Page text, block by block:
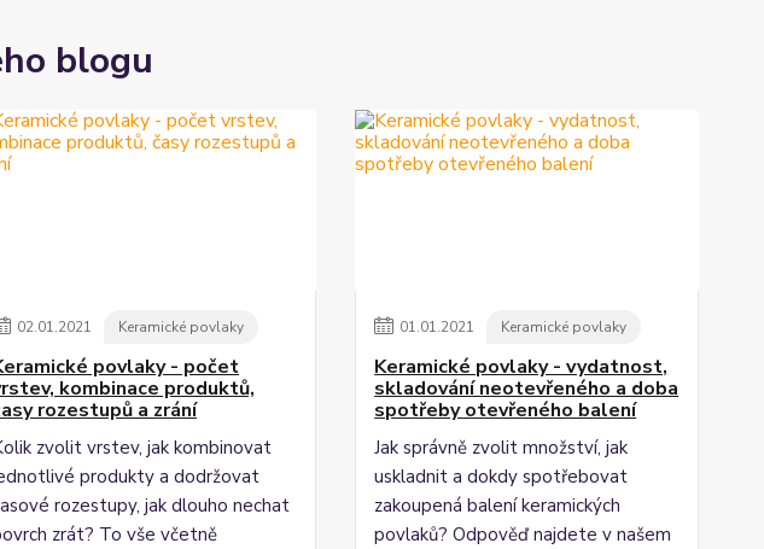
blogu
02.01.2021 Keramické povlaky
povlaky - počet
kombinace produktů,
rozestupů a zrání
zvolit vrstev, jak kombinovat
produkty a dodržovat
rozestupy, jak dlouho nechat
zrát? To vše včetně
01.01.2021 Keramické povlaky
Keramické povlaky - vydatnost,
skladování neotevřeného a doba
spotřeby otevřeného balení
Jak správně zvolit množství, jak
uskladnit a dokdy spotřebovat
zakoupená balení keramických
povlaků? Odpověď najdete v našem